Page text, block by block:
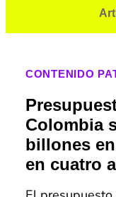
CONTENIDO
Colombia
billones
en cuatro